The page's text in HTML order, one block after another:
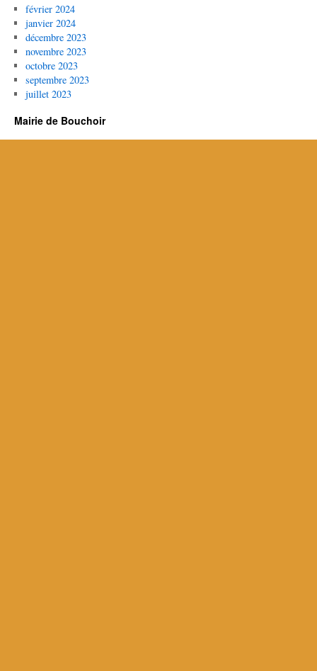
février 2024
janvier 2024
décembre 2023
novembre 2023
octobre 2023
septembre 2023
juillet 2023
Mairie de Bouchoir